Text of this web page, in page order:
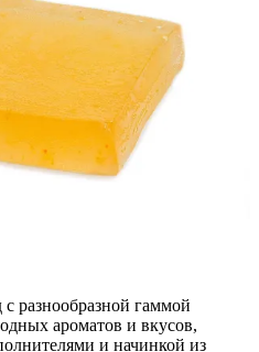
разнообразной гаммой
ароматов и вкусов,
и начинкой из